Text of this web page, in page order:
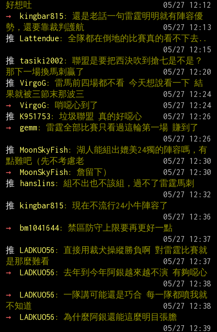
好想吐
→
kingbar815 : 還是老話一句雷霆明明就有陣容優
勢，還要靠裁判護航
推
Lattendue : 全隊都在倒地的比賽真的看不下去..
推
tasiki2002 : 聯盟是要把西決吹到搶七是不是？
那下一場換馬刺贏了
推
VirgoG: 雷馬前四場都不看 今天想說看一下 結
果就被三節末那波三
→
VirgoG: 哨噁心到了
推
K951753 : 垃圾聯盟 真的好噁心
→
gemm: 雷霆全部比賽只看過這輪第一場 賺到了
推
MoonSkyFish: 湖人能組出媲美24獨的陣容嗎，有
點難吧（先不考慮老
→
MoonSkyFish: 詹留下）
推
hanslins : 組不出也不該組，過不了雷霆馬刺
推
kingbar815 : 現在不流行24小牛陣容了
→
bm1041644: 禁區防守上限要再更好一點
推
LADKUO56 : 直接用裁犬操縱勝負啊 對雷霆比賽就
是那麼難看
→
LADKUO56 : 去年到今年阿銀越來越不演 有夠噁心
→
LADKUO56 : 一隊講可能還是巧合 每一隊都噴我就
不知道
→
LADKUO56 : 為什麼阿銀還能這麼明目張膽